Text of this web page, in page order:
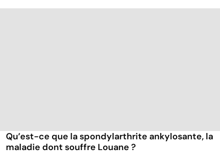
Qu’est-ce que la spondylarthrite ankylosante, la
maladie dont souffre Louane ?